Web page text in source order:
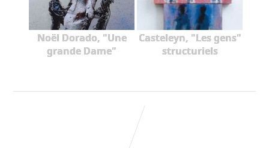
Noël Dorado, "Une
grande Dame"
Casteleyn, "Les gens"
structuriels